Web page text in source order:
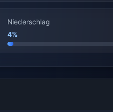
Niederschlag
4%